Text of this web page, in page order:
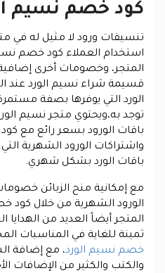
كود خصم نسيم
تنسيقات ورود لا مثيل له في
استخدام العملاء كود خصم
المتجر، وخصومات أخرى
قسيمة شراء نسيم الورد
الورد التي يوفرها بصفة
توجد به،ويحتوي متجر نسيم
باقات الورود بسعر رائع مع
واشتراكات الورود الشهرية
باقات الورد بشكل شهري.
مع إمكانية منح الزبائن
الورود الشهرية من خلال كود
المتجر أيضاً العديد من الهدايا
ثمينة للغاية في المناسبات
خصم نسيم الورد، مع إضافة
والكتب والكثير من الإضافات